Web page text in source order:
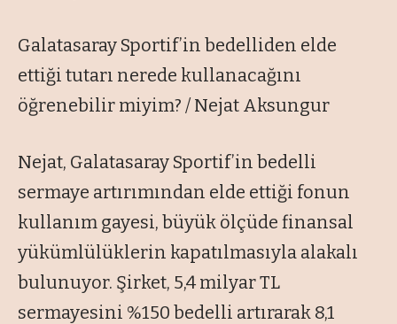
Galatasaray Sportif’in bedelliden elde
ettiği tutarı nerede kullanacağını
öğrenebilir miyim? / Nejat Aksungur
Nejat, Galatasaray Sportif’in bedelli
sermaye artırımından elde ettiği fonun
kullanım gayesi, büyük ölçüde finansal
yükümlülüklerin kapatılmasıyla alakalı
bulunuyor. Şirket, 5,4 milyar TL
sermayesini %150 bedelli artırarak 8,1